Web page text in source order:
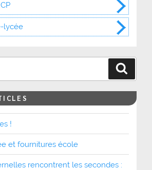
lycée
!
et fournitures école
rencontrent les secondes :